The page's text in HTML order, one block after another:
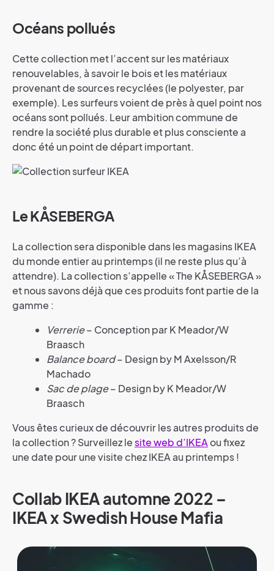
Océans pollués
Cette collection met l’accent sur les matériaux
renouvelables, à savoir le bois et les matériaux
provenant de sources recyclées (le polyester, par
exemple). Les surfeurs voient de près à quel point nos
océans sont pollués. Leur ambition commune de
rendre la société plus durable et plus consciente a
donc été un point de départ important.
Le KÅSEBERGA
La collection sera disponible dans les magasins IKEA
du monde entier au printemps (il ne reste plus qu’à
attendre). La collection s’appelle « The KÅSEBERGA »
et nous savons déjà que ces produits font partie de la
gamme :
Verrerie– Conception par K Meador/W
Braasch
Balance board– Design by M Axelsson/R
Machado
Sac de plage– Design by K Meador/W
Braasch
Vous êtes curieux de découvrir les autres produits de
la collection ? Surveillez lesite web d’IKEAou fixez
une date pour une visite chez IKEA au printemps !
Collab IKEA automne 2022 –
IKEA x Swedish House Mafia